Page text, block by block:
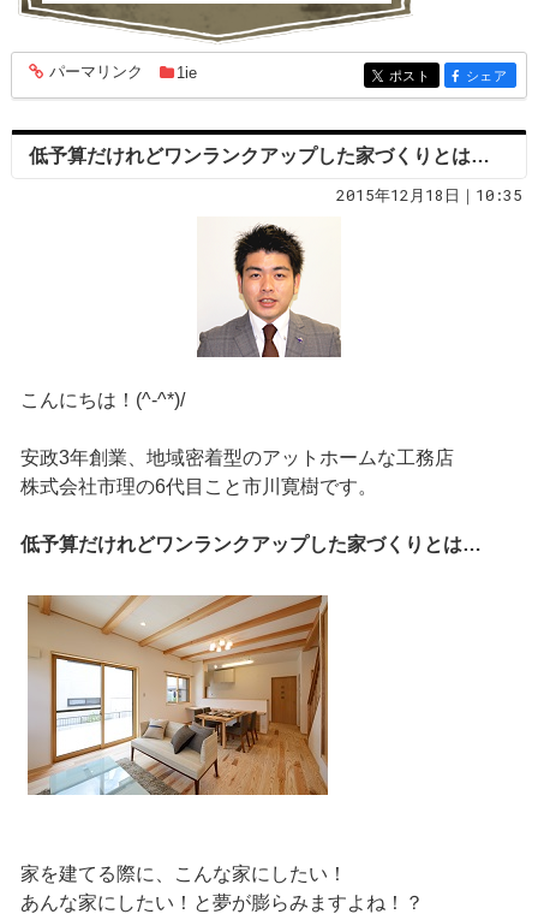
entry1818
パーマリンク 1ie entry1818
ポスト entry1818
シェア
低予算だけれどワンランクアップした家づくりとは…
2015年12月18日｜10:35
こんにちは！(^-^*)/
安政3年創業、地域密着型のアットホームな工務店
株式会社市理の6代目こと市川寛樹です。
低予算だけれどワンランクアップした家づくりとは…
家を建てる際に、こんな家にしたい！
あんな家にしたい！と夢が膨らみますよね！？